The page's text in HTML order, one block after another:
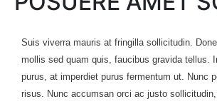
Suis viverra mauris at fringilla sollicitudin.
mollis sed quam quis, faucibus gravida tellus.
purus, at imperdiet purus fermentum ut. Nunc
risus. Nunc accumsan orci ac justo